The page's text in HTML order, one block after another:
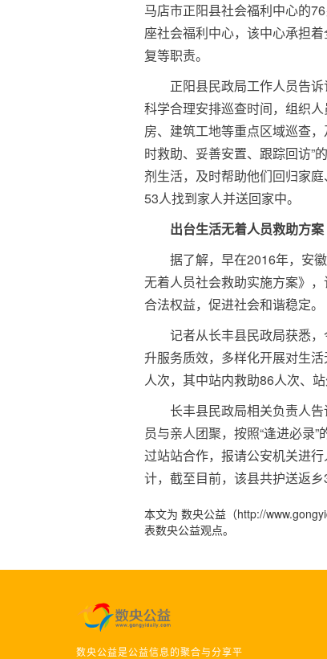
马店市正阳县社会福利中心的
座社会福利中心，该中心承担
复等职责。
正阳县民政局工作人员告
科学合理安排巡查时间，组织
房、建筑工地等重点区域巡查
时救助、妥善安置、跟踪回访”
剂生活，及时帮助他们回归家
53人找到家人并送回家中。
出台生活无着人员救助方案
据了解，早在2016年，安
无着人员社会救助实施方案》
合法权益，促进社会和谐稳定。
记者从长丰县民政局获悉
升服务质效，多样化开展对生
人次，其中站内救助86人次、
长丰县民政局相关负责人
员与亲人团聚，按照“逢进必录
过站站合作，报请公安机关进
计，截至目前，该县共护送返乡
本文为 数央公益（http://
表数央公益观点。
数央公益是公益信息的聚合与分享平